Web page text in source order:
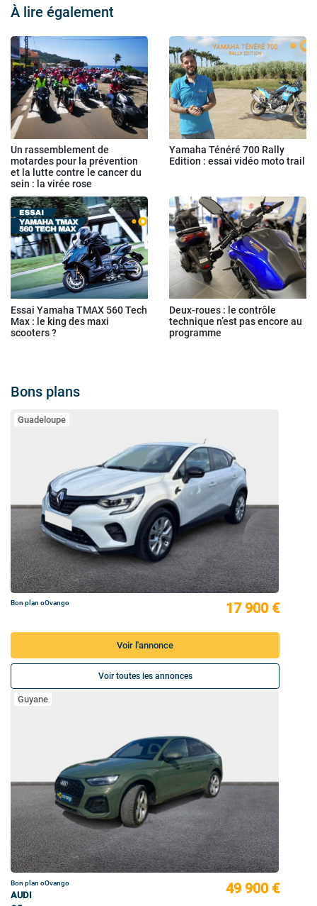
À lire également
Un rassemblement de
motardes pour la prévention
et la lutte contre le cancer du
sein : la virée rose
Yamaha Ténéré 700 Rally
Edition : essai vidéo moto trail
Essai Yamaha TMAX 560 Tech
Max : le king des maxi
scooters ?
Deux-roues : le contrôle
technique n’est pas encore au
programme
Bons plans
Guadeloupe
Bon plan oOvango 17 900 €
Voir l'annonce
Voir toutes les annonces
Guyane
Bon plan oOvango
AUDI
49 900 €